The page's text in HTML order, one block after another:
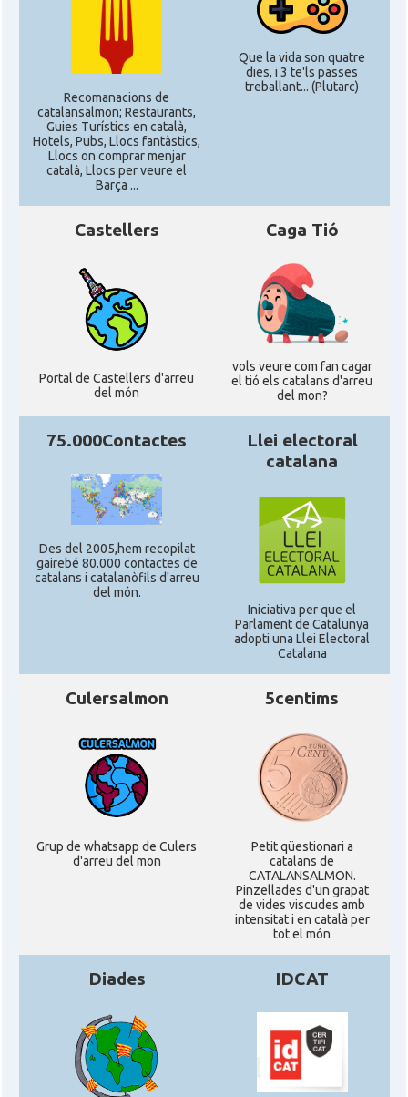
Recomanacions de
catalansalmon; Restaurants,
Guies Turístics en català,
Hotels, Pubs, Llocs fantàstics,
Llocs on comprar menjar
català, Llocs per veure el
Barça ...
Que la vida son quatre
dies, i 3 te'ls passes
treballant... (Plutarc)
Castellers
Portal de Castellers d'arreu
del món
Caga Tió
vols veure com fan cagar
el tió els catalans d'arreu
del mon?
75.000Contactes
Des del 2005,hem recopilat
gairebé 80.000 contactes de
catalans i catalanòfils d'arreu
del món.
Llei electoral
catalana
Iniciativa per que el
Parlament de Catalunya
adopti una Llei Electoral
Catalana
Culersalmon
Grup de whatsapp de Culers
d'arreu del mon
5centims
Petit qüestionari a
catalans de
CATALANSALMON.
Pinzellades d'un grapat
de vides viscudes amb
intensitat i en català per
tot el món
Diades IDCAT